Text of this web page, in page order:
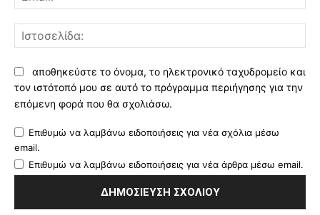
αποθηκεύστε το όνομα, το ηλεκτρονικό ταχυδρομείο και
τον ιστότοπό μου σε αυτό το πρόγραμμα περιήγησης για την
επόμενη φορά που θα σχολιάσω.
Επιθυμώ να λαμβάνω ειδοποιήσεις για νέα σχόλια μέσω
email.
Επιθυμώ να λαμβάνω ειδοποιήσεις για νέα άρθρα μέσω email.